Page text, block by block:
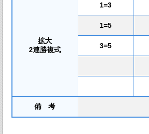
拡大
2連勝複式
1=3
1=5
3=5
備 考